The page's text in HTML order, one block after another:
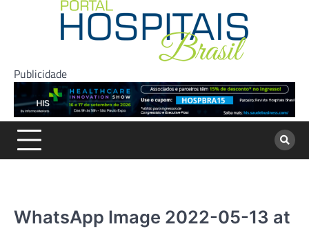
Publicidade
WhatsApp Image 2022-05-13 at